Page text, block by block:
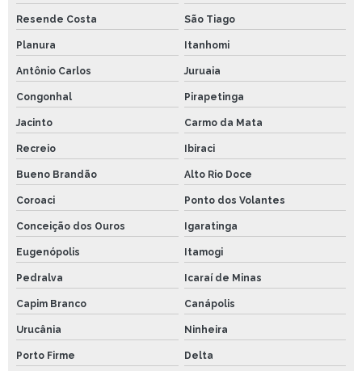
Resende Costa São Tiago
Planura Itanhomi
Antônio Carlos Juruaia
Congonhal Pirapetinga
Jacinto Carmo da Mata
Recreio Ibiraci
Bueno Brandão Alto Rio Doce
Coroaci Ponto dos Volantes
Conceição dos Ouros Igaratinga
Eugenópolis Itamogi
Pedralva Icaraí de Minas
Capim Branco Canápolis
Urucânia Ninheira
Porto Firme Delta